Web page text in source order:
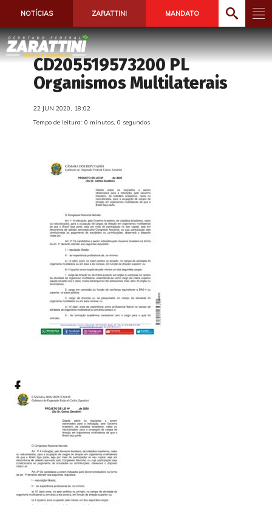
NOTÍCIAS ZARATTINI MANDATO
CD205519573200 PL
Organismos Multilaterais
22 JUN 2020, 18:02
Tempo de leitura: 0 minutos, 0 segundos